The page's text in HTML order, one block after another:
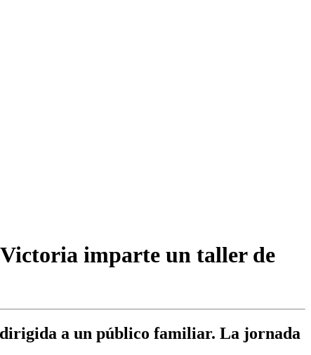
imparte un taller de
a un público familiar. La jornada